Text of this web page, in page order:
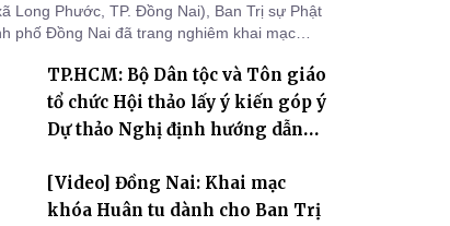
Long Phước, TP. Đồng Nai), Ban Trị sự Phật
phố Đồng Nai đã trang nghiêm khai mạc
cho chư Tăng hành giả an cư tại chỗ khu vực
trường hạ chùa Quốc Ân Khải Tường.
TP.HCM: Bộ Dân tộc và Tôn giáo
tổ chức Hội thảo lấy ý kiến góp ý
Dự thảo Nghị định hướng dẫn
giáo
[Video] Đồng Nai: Khai mạc
khóa Huân tu dành cho Ban Trị